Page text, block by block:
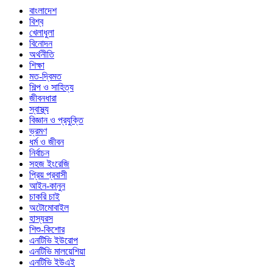
বাংলাদেশ
বিশ্ব
খেলাধুলা
বিনোদন
অর্থনীতি
শিক্ষা
মত-দ্বিমত
শিল্প ও সাহিত্য
জীবনধারা
স্বাস্থ্য
বিজ্ঞান ও প্রযুক্তি
ভ্রমণ
ধর্ম ও জীবন
নির্বাচন
সহজ ইংরেজি
প্রিয় প্রবাসী
আইন-কানুন
চাকরি চাই
অটোমোবাইল
হাস্যরস
শিশু-কিশোর
এনটিভি ইউরোপ
এনটিভি মালয়েশিয়া
এনটিভি ইউএই